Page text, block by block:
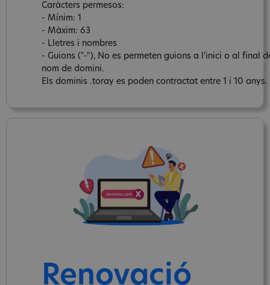
Caràcters permesos:
- Mínim: 1
- Màxim: 63
- Lletres i nombres
- Guions ("-"), No es permeten guions a l'inici o al final
nom de domini.
Els dominis .toray es poden contractat entre 1 i 10 anys.
Renovació